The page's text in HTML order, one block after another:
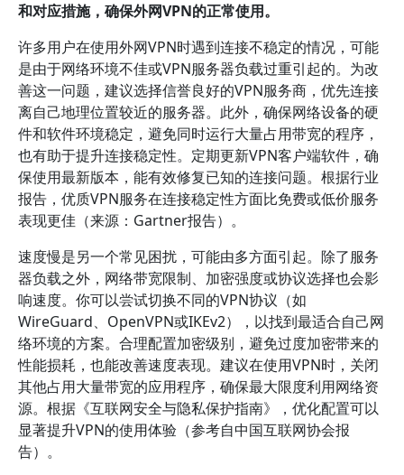
和对应措施，确保外网VPN的正常使用。
许多用户在使用外网VPN时遇到连接不稳定的情况，可能
是由于网络环境不佳或VPN服务器负载过重引起的。为改
善这一问题，建议选择信誉良好的VPN服务商，优先连接
离自己地理位置较近的服务器。此外，确保网络设备的硬
件和软件环境稳定，避免同时运行大量占用带宽的程序，
也有助于提升连接稳定性。定期更新VPN客户端软件，确
保使用最新版本，能有效修复已知的连接问题。根据行业
报告，优质VPN服务在连接稳定性方面比免费或低价服务
表现更佳（来源：Gartner报告）。
速度慢是另一个常见困扰，可能由多方面引起。除了服务
器负载之外，网络带宽限制、加密强度或协议选择也会影
响速度。你可以尝试切换不同的VPN协议（如
WireGuard、OpenVPN或IKEv2），以找到最适合自己网
络环境的方案。合理配置加密级别，避免过度加密带来的
性能损耗，也能改善速度表现。建议在使用VPN时，关闭
其他占用大量带宽的应用程序，确保最大限度利用网络资
源。根据《互联网安全与隐私保护指南》，优化配置可以
显著提升VPN的使用体验（参考自中国互联网协会报
告）。